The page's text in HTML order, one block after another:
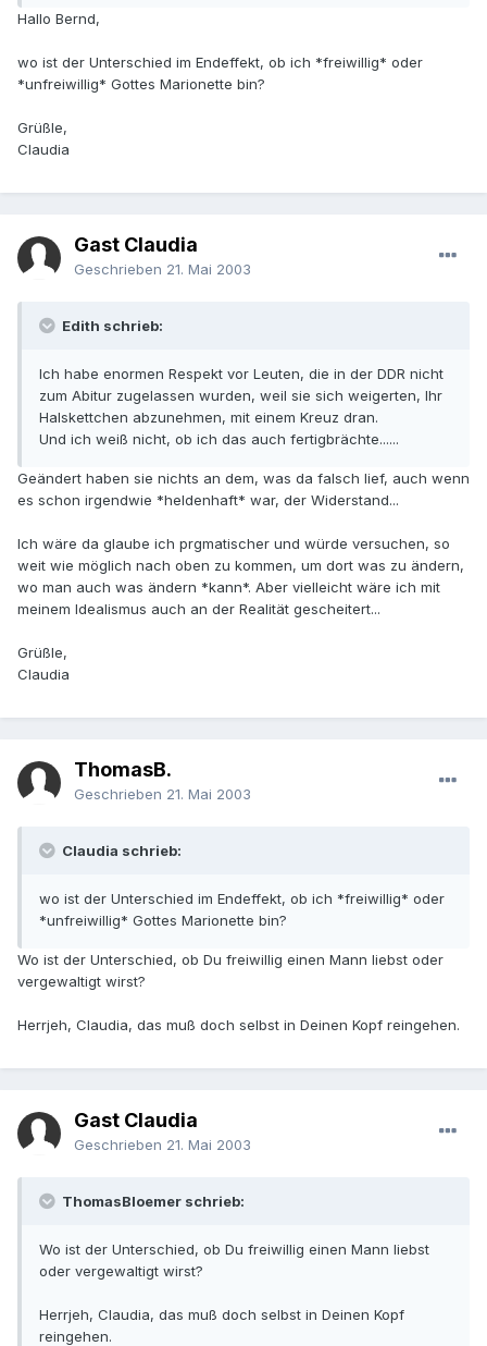
Hallo Bernd,
wo ist der Unterschied im Endeffekt, ob ich *freiwillig* oder
*unfreiwillig* Gottes Marionette bin?
Grüßle,
Claudia
Gast Claudia
Geschrieben 21. Mai 2003
Edith schrieb:
Ich habe enormen Respekt vor Leuten, die in der DDR nicht
zum Abitur zugelassen wurden, weil sie sich weigerten, Ihr
Halskettchen abzunehmen, mit einem Kreuz dran.
Und ich weiß nicht, ob ich das auch fertigbrächte......
Geändert haben sie nichts an dem, was da falsch lief, auch wenn
es schon irgendwie *heldenhaft* war, der Widerstand...
Ich wäre da glaube ich prgmatischer und würde versuchen, so
weit wie möglich nach oben zu kommen, um dort was zu ändern,
wo man auch was ändern *kann*. Aber vielleicht wäre ich mit
meinem Idealismus auch an der Realität gescheitert...
Grüßle,
Claudia
ThomasB.
Geschrieben 21. Mai 2003
Claudia schrieb:
wo ist der Unterschied im Endeffekt, ob ich *freiwillig* oder
*unfreiwillig* Gottes Marionette bin?
Wo ist der Unterschied, ob Du freiwillig einen Mann liebst oder
vergewaltigt wirst?
Herrjeh, Claudia, das muß doch selbst in Deinen Kopf reingehen.
Gast Claudia
Geschrieben 21. Mai 2003
ThomasBloemer schrieb:
Wo ist der Unterschied, ob Du freiwillig einen Mann liebst
oder vergewaltigt wirst?
Herrjeh, Claudia, das muß doch selbst in Deinen Kopf
reingehen.